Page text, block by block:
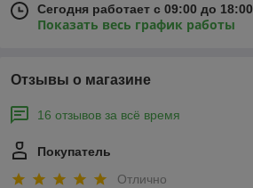
Сегодня работает с 09:00 до 18:00
Показать весь график работы
Отзывы о магазине
16 отзывов за всё время
Покупатель
Отлично